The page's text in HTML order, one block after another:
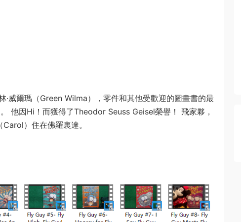
威爾瑪（Green Wilma），零件和其他受歡迎的圖畫書的最
他因Hi！而獲得了Theodor Seuss Geisel榮譽！ 飛家夥，
）住在佛羅裏達。